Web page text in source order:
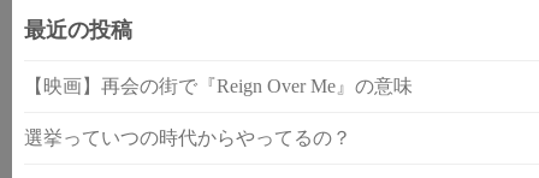
最近の投稿
【映画】再会の街で『Reign Over Me』の意味
選挙っていつの時代からやってるの？